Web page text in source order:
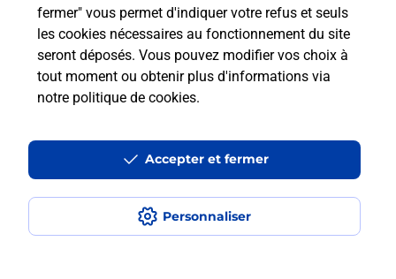
fermer" vous permet d'indiquer votre refus et seuls
les cookies nécessaires au fonctionnement du site
seront déposés. Vous pouvez modifier vos choix à
tout moment ou obtenir plus d'informations via
notre politique de cookies.
Personnaliser
Accepter et fermer
Comment retourner un colis acheté
en ligne depuis votre boîte aux lettres
Comment envoyer un colis ou faire un
retour chez un e-commerçant sans se
déplacer ?
Envoyer un petit colis au meilleur